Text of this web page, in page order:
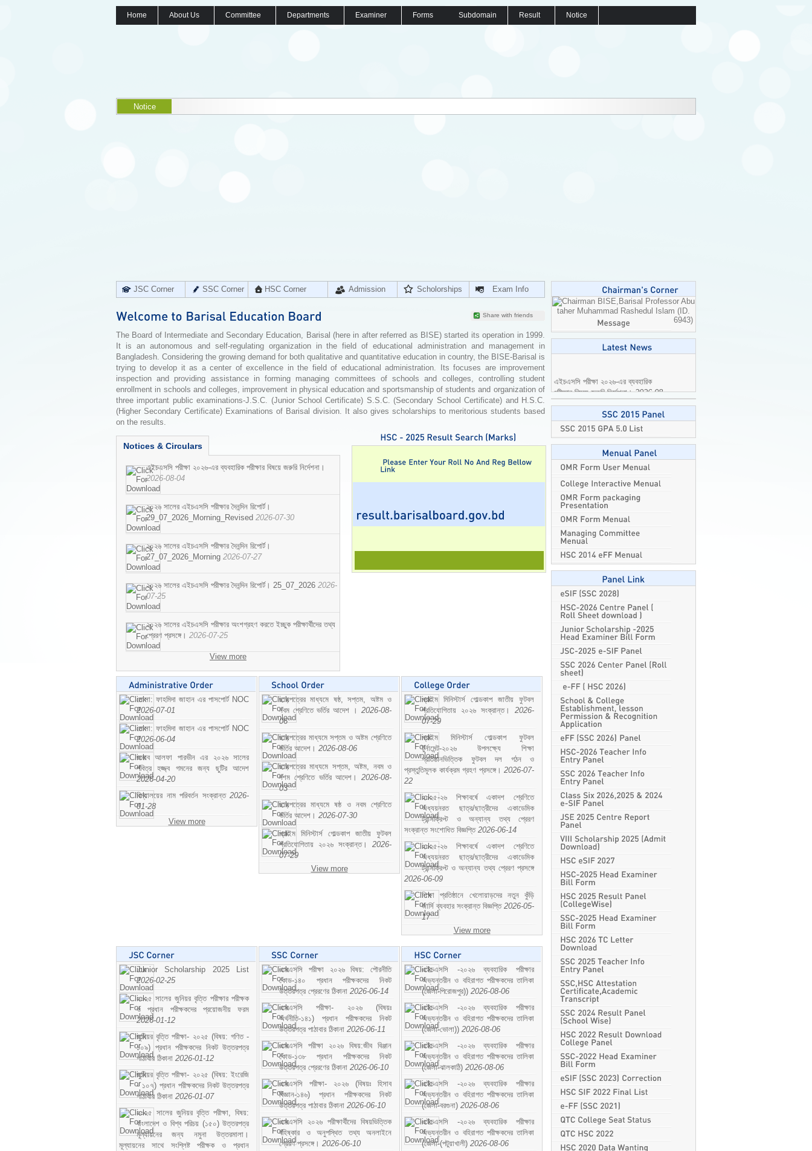
Home About Us Committee Departments Examiner Forms Subdomain Result Notice
Notice
JSC Corner SSC Corner HSC Corner Admission Scholorships Exam Info
Share with friends
The Board of Intermediate and Secondary Education, Barisal (here in after referred as BISE) started its operation in 1999.
It is an autonomous and self-regulating organization in the field of educational administration and management in
Bangladesh. Considering the growing demand for both qualitative and quantitative education in country, the BISE-Barisal is
trying to develop it as a center of excellence in the field of educational administration. Its focuses are improvement
inspection and providing assistance in forming managing committees of schools and colleges, controlling student
enrollment in schools and colleges, improvement in physical education and sportsmanship of students and organization of
three important public examinations-J.S.C. (Junior School Certificate) S.S.C. (Secondary School Certificate) and H.S.C.
(Higher Secondary Certificate) Examinations of Barisal division. It also gives scholarships to meritorious students based
on the results.
Notices & Circulars
এইচএসসি পরীক্ষা ২০২৬-এর ব্যবহারিক পরীক্ষার বিষয়ে জরুরি নির্দেশনা।
2026-08-04
২০২৬ সালের এইচএসসি পরীক্ষার দৈনন্দিন রিপোর্ট।
29_07_2026_Morning_Revised 2026-07-30
২০২৬ সালের এইচএসসি পরীক্ষার দৈনন্দিন রিপোর্ট।
27_07_2026_Morning 2026-07-27
২০২৬ সালের এইচএসসি পরীক্ষার দৈনন্দিন রিপোর্ট। 25_07_2026 2026-
07-25
২০২৬ সালের এইচএসসি পরীক্ষার অংশগ্রহণ করতে ইচ্ছুক পরীক্ষার্থীদের তথ্য
প্রেরণ প্রসঙ্গে। 2026-07-25
View more
মোসা: ফাহমিদা জাহান এর পাসপোর্ট NOC
2026-07-01
মোসা: ফাহমিদা জাহান এর পাসপোর্ট NOC
2026-06-04
জনাব আলফা পারভীন এর ২০২৬ সালের
পবিত্র হজ্জ্ব গমনের জন্য ছুটির আদেশ
2026-04-20
বিদ্যালয়ের নাম পরিবর্তন সংক্রান্ত 2026-
01-28
View more
ছাড়পত্রের মাধ্যমে ষষ্ঠ, সপ্তম, অষ্টম ও
নবম শ্রেণিতে ভর্তির আদেশ । 2026-08-
06
ছাড়পত্রের মাধ্যমে সপ্তম ও অষ্টম শ্রেণিতে
ভর্তির আদেশ। 2026-08-06
ছাড়পত্রের মাধ্যমে সপ্তম, অষ্টম, নবম ও
দশম শ্রেণিতে ভর্তির আদেশ। 2026-08-
03
ছাড়পত্রের মাধ্যমে ষষ্ঠ ও নবম শ্রেণিতে
ভর্তির আদেশ। 2026-07-30
প্রাইম মিনিস্টার্স গোল্ডকাপ জাতীয় ফুটবল
প্রতিযোগিতায় ২০২৬ সংক্রান্ত। 2026-
07-29
View more
প্রাইম মিনিস্টার্স গোল্ডকাপ জাতীয় ফুটবল
প্রতিযোগিতায় ২০২৬ সংক্রান্ত। 2026-
07-29
প্রাইম মিনিস্টার্স গোল্ডকাপ ফুটবল
টুর্নামেন্ট-২০২৬ উপলক্ষ্যে শিক্ষা
প্রতিষ্ঠানভিত্তিক ফুটবল দল গঠন ও
প্রস্তুতিমূলক কার্যক্রম গ্রহণ প্রসঙ্গে। 2026-07-
22
২০২৫-২৬ শিক্ষাবর্ষে একাদশ শ্রেণিতে
অধ্যয়নরত ছাত্র/ছাত্রীদের একাডেমিক
ট্রান্সক্রিপ্ট ও অন্যান্য তথ্য প্রেরণ
সংক্রান্ত সংশোধিত বিজ্ঞপ্তি 2026-06-14
২০২৫-২৬ শিক্ষাবর্ষে একাদশ শ্রেণিতে
অধ্যয়নরত ছাত্র/ছাত্রীদের একাডেমিক
ট্রান্সক্রিপ্ট ও অন্যান্য তথ্য প্রেরণ প্রসঙ্গে
2026-06-09
শিক্ষা প্রতিষ্ঠানে খেলোয়াড়দের নতুন কুঁড়ি
জার্সি ব্যবহার সংক্রান্ত বিজ্ঞপ্তি 2026-05-
17
View more
Junior Scholarship 2025 List
2026-02-25
২০২৫ সালের জুনিয়র বৃত্তি পরীক্ষার পরীক্ষক
ও প্রধান পরীক্ষকদের প্রয়োজনীয় ফরম
2026-01-12
জুনিয়র বৃত্তি পরীক্ষা- ২০২৫ (বিষয়: গণিত -
১০৯) প্রধান পরীক্ষকদের নিকট উত্তরপত্র
পাঠাবার ঠিকানা 2026-01-12
জুনিয়র বৃত্তি পরীক্ষা- ২০২৫ (বিষয়: ইংরেজি
- ১০৭) প্রধান পরীক্ষকদের নিকট উত্তরপত্র
পাঠাবার ঠিকানা 2026-01-07
২০২৫ সালের জুনিয়র বৃত্তি পরীক্ষা, বিষয়:
বাংলাদেশ ও বিশ্ব পরিচয় (১৫০) উত্তরপত্র
মূল্যায়নের জন্য নমুনা উত্তরমালা।
মূল্যায়নের সাথে সংশ্লিষ্ট পরীক্ষক ও প্রধান
এসএসসি পরীক্ষা ২০২৬ বিষয়: পৌরনীতি
কোড-১৪০ প্রধান পরীক্ষকদের নিকট
উত্তরপত্র প্রেরণের ঠিকানা 2026-06-14
এসএসসি পরীক্ষা- ২০২৬ (বিষয়ঃ
অর্থনীতি-১৪১) প্রধান পরীক্ষকদের নিকট
উত্তরপত্র পাঠাবার ঠিকানা 2026-06-11
এসএসসি পরীক্ষা ২০২৬ বিষয়:জীব বিঞ্জান
কোড-১৩৮ প্রধান পরীক্ষকদের নিকট
উত্তরপত্র প্রেরণের ঠিকানা 2026-06-10
এসএসসি পরীক্ষা- ২০২৬ (বিষয়ঃ হিসাব
বিজ্ঞান-১৪৬) প্রধান পরীক্ষকদের নিকট
উত্তরপত্র পাঠাবার ঠিকানা 2026-06-10
এসএসসি ২০২৬ পরীক্ষার্থীদের বিষয়ভিত্তিক
বহিষ্কার ও অনুপস্থিত তথ্য অনলাইনে
প্রেরণ প্রসঙ্গে। 2026-06-10
এইচএসসি -২০২৬ ব্যবহারিক পরীক্ষার
অভ্যন্তরীন ও বহিরাগত পরীক্ষকদের তালিকা
(জেলা-পিরোজপুর)) 2026-08-06
এইচএসসি -২০২৬ ব্যবহারিক পরীক্ষার
অভ্যন্তরীন ও বহিরাগত পরীক্ষকদের তালিকা
(জেলা-ভোলা)) 2026-08-06
এইচএসসি -২০২৬ ব্যবহারিক পরীক্ষার
অভ্যন্তরীন ও বহিরাগত পরীক্ষকদের তালিকা
(জেলা-ঝালকাঠি) 2026-08-06
এইচএসসি -২০২৬ ব্যবহারিক পরীক্ষার
অভ্যন্তরীন ও বহিরাগত পরীক্ষকদের তালিকা
(জেলা-বরগুনা) 2026-08-06
এইচএসসি -২০২৬ ব্যবহারিক পরীক্ষার
অভ্যন্তরীন ও বহিরাগত পরীক্ষকদের তালিকা
(জেলা-(পটুয়াখালী) 2026-08-06
Professor Abu
taher Muhammad Rashedul Islam (ID.
6943)
পরীক্ষার বিষয়ে জরুরি নির্দেশনা।2026-08-
04